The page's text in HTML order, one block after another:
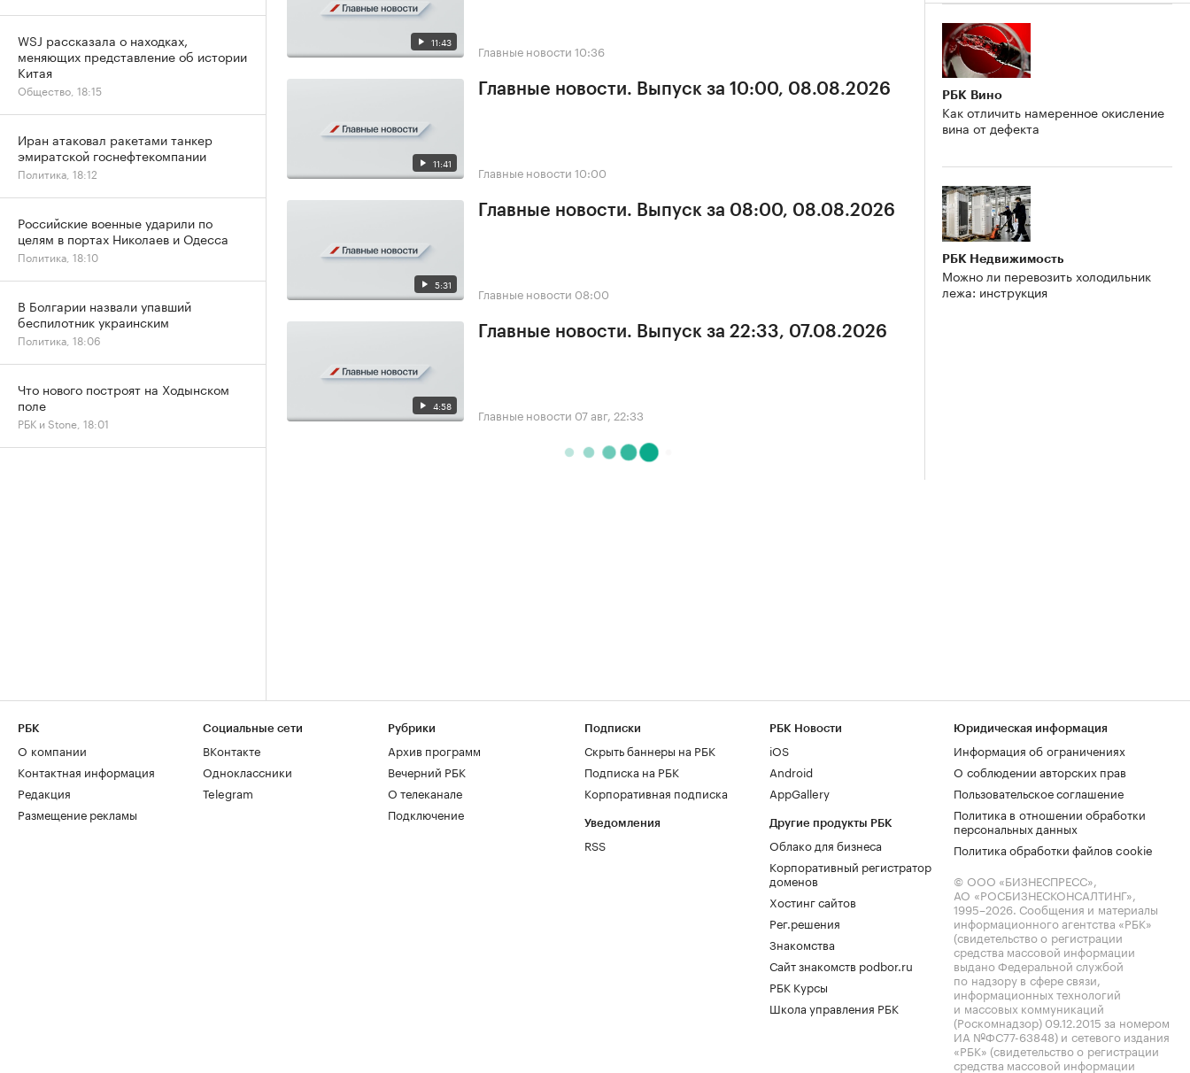
11:43 Главные новости 10:36
11:41
Главные новости. Выпуск за 10:00, 08.08.2026
Главные новости 10:00
5:31
Главные новости. Выпуск за 08:00, 08.08.2026
Главные новости 08:00
4:58
Главные новости. Выпуск за 22:33, 07.08.2026
Главные новости 07 авг, 22:33
РБК Вино
Как отличить намеренное окисление
вина от дефекта
РБК Недвижимость
Можно ли перевозить холодильник
лежа: инструкция
WSJ рассказала о находках,
меняющих представление об истории
Китая
Общество, 18:15
Иран атаковал ракетами танкер
эмиратской госнефтекомпании
Политика, 18:12
Российские военные ударили по
целям в портах Николаев и Одесса
Политика, 18:10
В Болгарии назвали упавший
беспилотник украинским
Политика, 18:06
Что нового построят на Ходынском
поле
РБК и Stone, 18:01
РБК
О компании
Контактная информация
Редакция
Размещение рекламы
Социальные сети
ВКонтакте
Одноклассники
Telegram
Рубрики
Архив программ
Вечерний РБК
О телеканале
Подключение
Подписки
Скрыть баннеры на РБК
Подписка на РБК
Корпоративная подписка
Уведомления
RSS
РБК Новости
iOS
Android
AppGallery
Другие продукты РБК
Облако для бизнеса
Корпоративный регистратор
доменов
Хостинг сайтов
Рег.решения
Знакомства
Сайт знакомств podbor.ru
РБК Курсы
Школа управления РБК
Юридическая информация
Информация об ограничениях
О соблюдении авторских прав
Пользовательское соглашение
Политика в отношении обработки
персональных данных
Политика обработки файлов cookie
© ООО «БИЗНЕСПРЕСС»,
АО «РОСБИЗНЕСКОНСАЛТИНГ»,
1995–2026. Сообщения и материалы
информационного агентства «РБК»
(свидетельство о регистрации
средства массовой информации
выдано Федеральной службой
по надзору в сфере связи,
информационных технологий
и массовых коммуникаций
(Роскомнадзор) 09.12.2015 за номером
ИА №ФС77-63848) и сетевого издания
«РБК» (свидетельство о регистрации
средства массовой информации